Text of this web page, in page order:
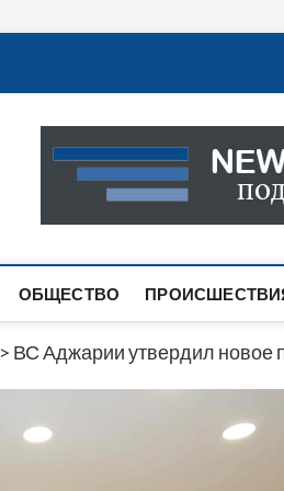
Новости
САМАЯ АКТУАЛЬНАЯ
САЙТЕ ВЫ НАЙДЕТЕ
ОБЩЕСТВО
> ВС Аджарии утвердил новое